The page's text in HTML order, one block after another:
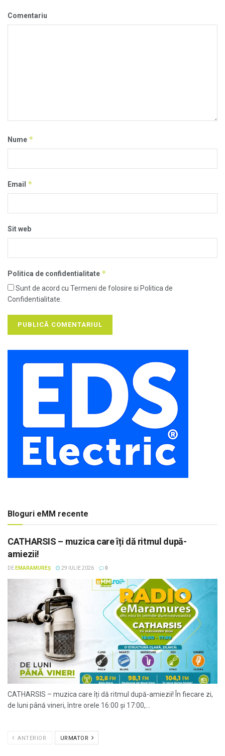
Comentariu
Nume *
Email *
Sit web
Politica de confidentialitate *
Sunt de acord cu Termeni de folosire si Politica de
Confidentialitate.
Bloguri eMM recente
CATHARSIS – muzica care îți dă ritmul după-
amiezii!
DE EMARAMUREȘ 29 IULIE 2026 0
CATHARSIS – muzica care îți dă ritmul după-amiezii! În fiecare zi,
de luni până vineri, între orele 16:00 și 17:00,...
ANTERIOR URMATOR